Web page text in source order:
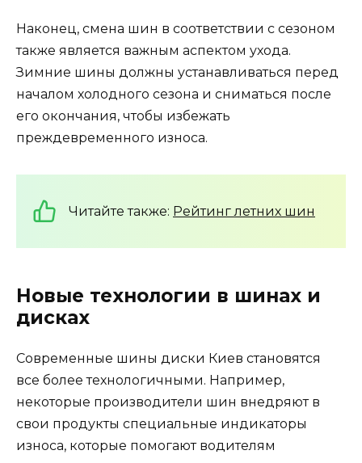
Наконец, смена шин в соответствии с сезоном
также является важным аспектом ухода.
Зимние шины должны устанавливаться перед
началом холодного сезона и сниматься после
его окончания, чтобы избежать
преждевременного износа.
Читайте также: Рейтинг летних шин
Новые технологии в шинах и
дисках
Современные шины диски Киев становятся
все более технологичными. Например,
некоторые производители шин внедряют в
свои продукты специальные индикаторы
износа, которые помогают водителям